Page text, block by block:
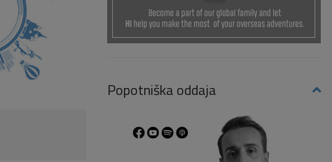
Popotniška oddaja